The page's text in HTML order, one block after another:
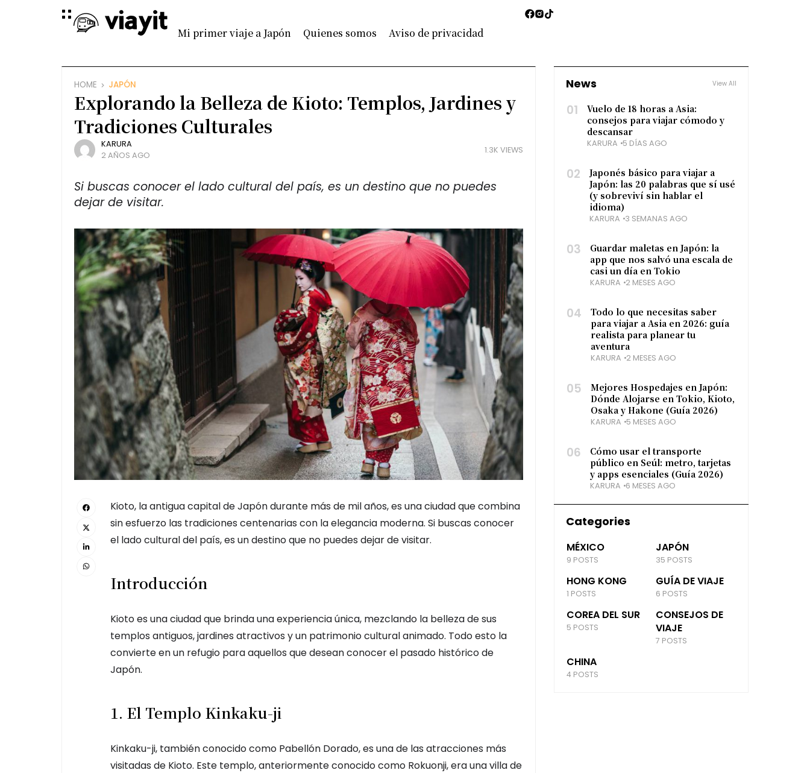
Mi primer viaje a Japón Quienes somos Aviso de privacidad
HOME JAPÓN
Explorando la Belleza de Kioto: Templos, Jardines y
Tradiciones Culturales
KARURA
2 AÑOS AGO
1.3K VIEWS
Si buscas conocer el lado cultural del país, es un destino que no puedes
dejar de visitar.
Kioto, la antigua capital de Japón durante más de mil años, es una ciudad que combina
sin esfuerzo las tradiciones centenarias con la elegancia moderna. Si buscas conocer
el lado cultural del país, es un destino que no puedes dejar de visitar.
Introducción
Kioto es una ciudad que brinda una experiencia única, mezclando la belleza de sus
templos antiguos, jardines atractivos y un patrimonio cultural animado. Todo esto la
convierte en un refugio para aquellos que desean conocer el pasado histórico de
Japón.
1. El Templo Kinkaku-ji
Kinkaku-ji, también conocido como Pabellón Dorado, es una de las atracciones más
visitadas de Kioto. Este templo, anteriormente conocido como Rokuonji, era una villa de
News View All
01
Vuelo de 18 horas a Asia:
consejos para viajar cómodo y
descansar
KARURA 5 DÍAS AGO
02
Japonés básico para viajar a
Japón: las 20 palabras que sí usé
(y sobreviví sin hablar el
idioma)
KARURA 3 SEMANAS AGO
03
Guardar maletas en Japón: la
app que nos salvó una escala de
casi un día en Tokio
KARURA 2 MESES AGO
04
Todo lo que necesitas saber
para viajar a Asia en 2026: guía
realista para planear tu
aventura
KARURA 2 MESES AGO
05
Mejores Hospedajes en Japón:
Dónde Alojarse en Tokio, Kioto,
Osaka y Hakone (Guía 2026)
KARURA 5 MESES AGO
06
Cómo usar el transporte
público en Seúl: metro, tarjetas
y apps esenciales (Guía 2026)
KARURA 6 MESES AGO
Categories
MÉXICO
9 POSTS
JAPÓN
35 POSTS
HONG KONG
1 POSTS
GUÍA DE VIAJE
6 POSTS
COREA DEL SUR
5 POSTS
CONSEJOS DE
VIAJE
7 POSTS
CHINA
4 POSTS